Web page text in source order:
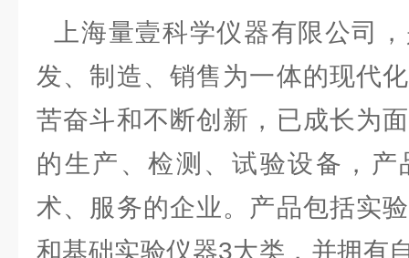
上海量壹科学仪器有限公司
发、制造、销售为一体的现代
苦奋斗和不断创新，已成长为
的生产、检测、试验设备，
术、服务的企业。产品包括实
和基础实验仪器3大类，并拥有